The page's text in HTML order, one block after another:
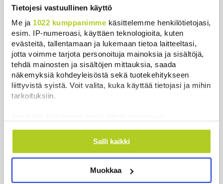
Tietojesi vastuullinen käyttö
Me ja 1022 kumppanimme käsittelemme henkilötietojasi,
esim. IP-numeroasi, käyttäen teknologioita, kuten
evästeitä, tallentamaan ja lukemaan tietoa laitteeltasi,
jotta voimme tarjota personoituja mainoksia ja sisältöjä,
tehdä mainosten ja sisältöjen mittauksia, saada
näkemyksiä kohdeyleisöstä sekä tuotekehitykseen
liittyvistä syistä. Voit valita, kuka käyttää tietojasi ja mihin
tarkoituksiin.
Kerätä tietoja maantieteellisestä sijainnistasi,
mahdollisesti muutaman metrin tarkkuudella
ominaispiirteitä aktiivisesti (sormenjäljen
Salli kaikki
Muokkaa
Uutiset | 7.8.2026 21:42
Timo Laaninen julistaa Wille Rydmanin Suomen
taitavimmaksi poliitikoksi
Uutiset | 7.8.2026 18:09
Espanja uhkaa Italiaa vastatoimilla
Uutiset 7.8.2026 16:55
Järjestöt vastustavat karhun kiintiömetsästystä –
poliisi vetoaa kansalaisten turvallisuuteen